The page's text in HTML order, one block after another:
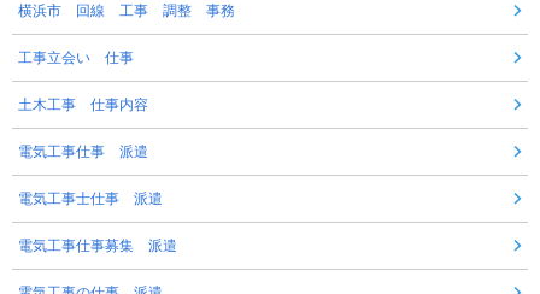
横浜市 回線 工事 調整 事務
工事立会い 仕事
土木工事 仕事内容
電気工事仕事 派遣
電気工事士仕事 派遣
電気工事仕事募集 派遣